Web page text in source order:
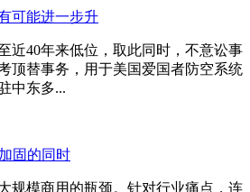
可能进一步升
近40年来低位，取此同时，不意讼事
顶替事务，用于美国爱国者防空系统
中东多...
固的同时
规模商用的瓶颈。针对行业痛点，连